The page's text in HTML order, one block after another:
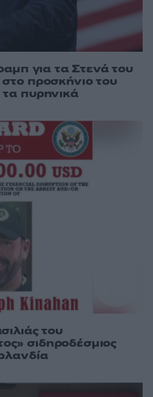
για τα Στενά του
προσκήνιο του
πυρηνικά
του
σιδηροδέσμιος